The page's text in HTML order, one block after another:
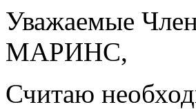
Уважаемые
МАРИНС,
Считаю